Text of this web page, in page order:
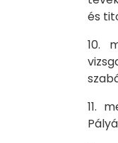
és
10.
11.